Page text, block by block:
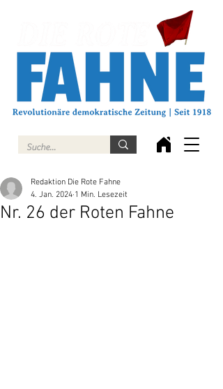
Nr. 26 der Roten Fahne
Redaktion Die Rote Fahne
4. Jan. 2024 1 Min. Lesezeit